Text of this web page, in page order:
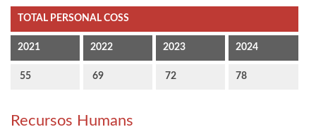
TOTAL PERSONAL COSS
2021 2022 2023 2024
55 69 72 78
Recursos Humans